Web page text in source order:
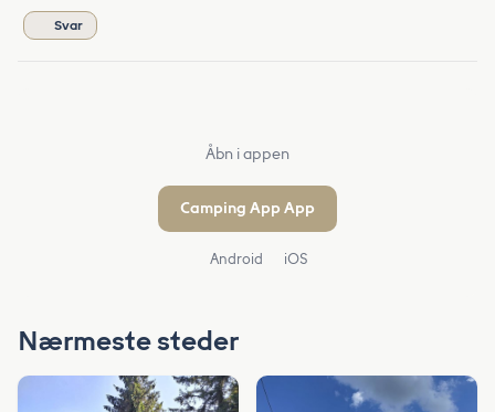
Svar
Åbn i appen
Camping App App
Android iOS
Nærmeste steder